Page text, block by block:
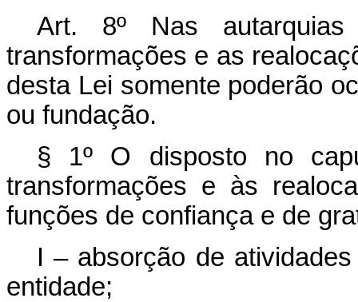
Art. 8º
Nas
transformações e as
desta Lei somente poderão
ou fundação.
§ 1º O disposto no
transformações e às
funções de confiança e de
I – absorção de
entidade;